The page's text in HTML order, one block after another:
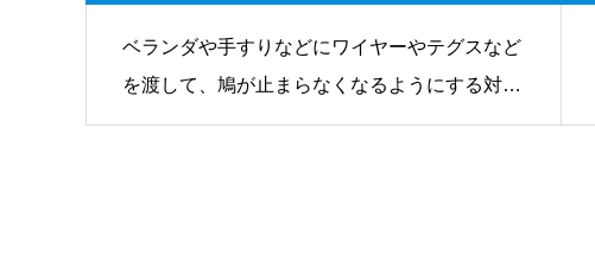
ベランダや手すりなどにワイヤーやテグスなど
を渡して、鳩が止まらなくなるようにする対策
です。